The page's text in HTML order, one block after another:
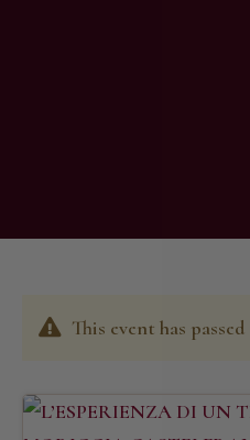
This event has passed